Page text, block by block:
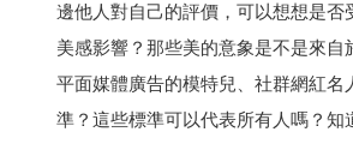
邊他人對自己的評價，可以想想是否
美感影響？那些美的意象是不是來自
平面媒體廣告的模特兒、社群網紅名
準？這些標準可以代表所有人嗎？知